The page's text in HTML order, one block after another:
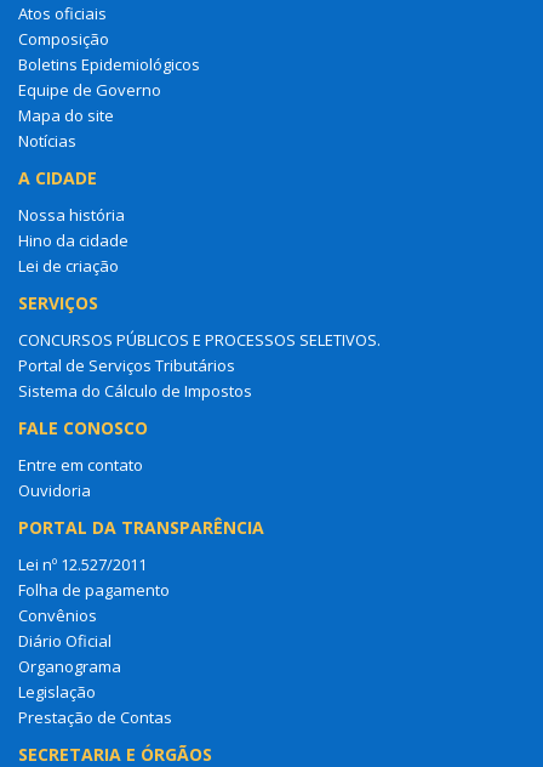
Atos oficiais
Composição
Boletins Epidemiológicos
Equipe de Governo
Mapa do site
Notícias
A CIDADE
Nossa história
Hino da cidade
Lei de criação
SERVIÇOS
CONCURSOS PÚBLICOS E PROCESSOS SELETIVOS.
Portal de Serviços Tributários
Sistema do Cálculo de Impostos
FALE CONOSCO
Entre em contato
Ouvidoria
PORTAL DA TRANSPARÊNCIA
Lei nº 12.527/2011
Folha de pagamento
Convênios
Diário Oficial
Organograma
Legislação
Prestação de Contas
SECRETARIA E ÓRGÃOS